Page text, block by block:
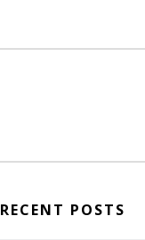
RECENT POSTS